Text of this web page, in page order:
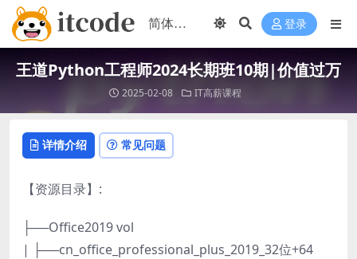
登录
王道Python工程师2024长期班10期|价值过万
2025-02-08 IT高薪课程
详情介绍 常见问题
【资源目录】:
├──Office2019 vol
| ├──cn_office_professional_plus_2019_32位+64